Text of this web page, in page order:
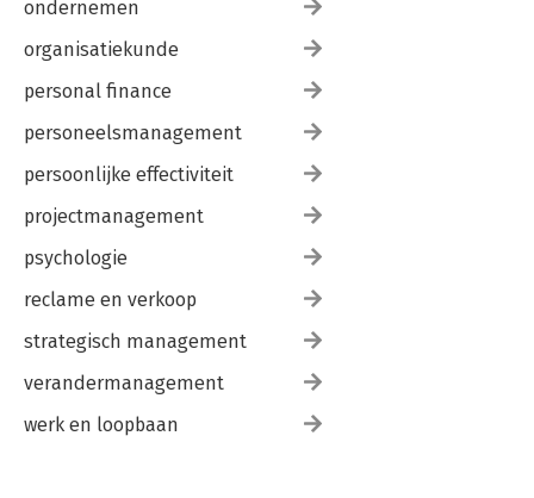
ondernemen
organisatiekunde
personal finance
personeelsmanagement
persoonlijke effectiviteit
projectmanagement
psychologie
reclame en verkoop
strategisch management
verandermanagement
werk en loopbaan